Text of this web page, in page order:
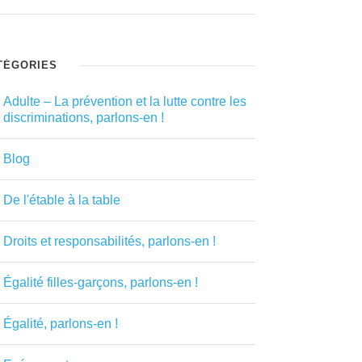
Adulte – La prévention et la lutte contre les
discriminations, parlons-en !
Blog
De l'étable à la table
Droits et responsabilités, parlons-en !
Égalité filles-garçons, parlons-en !
Égalité, parlons-en !